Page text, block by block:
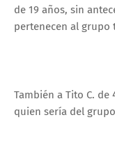
de 19 años, sin
pertenecen al grupo
También a Tito C. de
quien sería del